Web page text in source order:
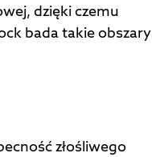
dzięki czemu
bada takie obszary
złośliwego